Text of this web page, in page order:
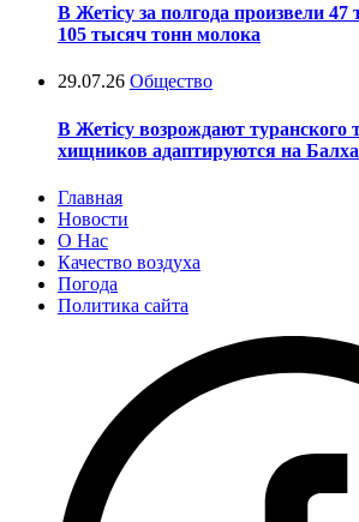
В Жетісу за полгода произвели
105 тысяч тонн молока
29.07.26 Общество
В Жетісу возрождают туранского
хищников адаптируются на
Главная
Новости
О Нас
Качество воздуха
Погода
Политика сайта